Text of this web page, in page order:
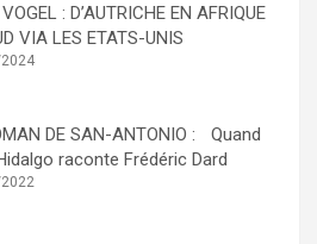
: D’AUTRICHE EN AFRIQUE
VIA LES ETATS-UNIS
DE SAN-ANTONIO : Quand
raconte Frédéric Dard